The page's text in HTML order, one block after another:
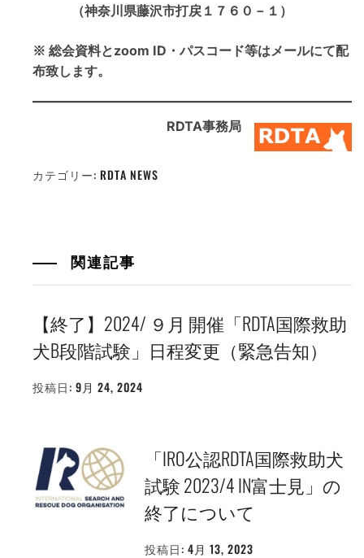
（神奈川県藤沢市打戻１７６０－１）
※ 総会資料とzoom ID・パスコード等はメールにて配
布致します。
RDTA事務局
カテゴリー: RDTA NEWS
関連記事
【終了】2024/ ９月 開催「RDTA国際救助
犬B段階試験」日程変更（緊急告知）
投稿日: 9月 24, 2024
「IRO公認RDTA国際救助犬
試験 2023/4 IN富士見」の
終了について
投稿日: 4月 13, 2023